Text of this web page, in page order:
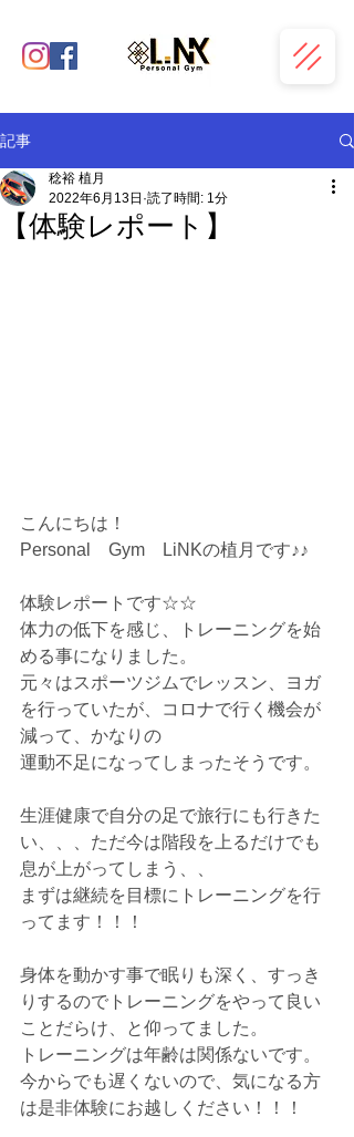
記事
【体験レポート】
稔裕 植月
2022年6月13日 読了時間: 1分
こんにちは！
Personal　Gym　LiNKの植月です♪♪
体験レポートです☆☆
体力の低下を感じ、トレーニングを始
める事になりました。
元々はスポーツジムでレッスン、ヨガ
を行っていたが、コロナで行く機会が
減って、かなりの
運動不足になってしまったそうです。
生涯健康で自分の足で旅行にも行きた
い、、、ただ今は階段を上るだけでも
息が上がってしまう、、
まずは継続を目標にトレーニングを行
ってます！！！
身体を動かす事で眠りも深く、すっき
りするのでトレーニングをやって良い
ことだらけ、と仰ってました。
トレーニングは年齢は関係ないです。
今からでも遅くないので、気になる方
は是非体験にお越しください！！！